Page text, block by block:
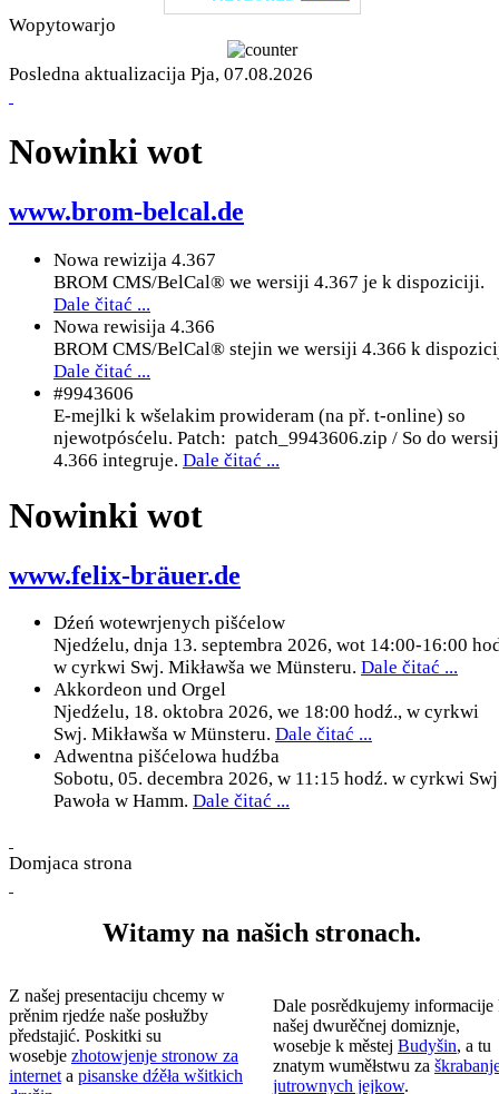
Wopytowarjo
Posledna aktualizacija Pja, 07.08.2026
Nowinki wot
www.brom-belcal.de
Nowa rewizija 4.367
BROM CMS/BelCal® we wersiji 4.367 je k dispoziciji.
Dale čitać ...
Nowa rewisija 4.366
BROM CMS/BelCal® stejin we wersiji 4.366 k
Dale čitać ...
#9943606
E-mejlki k wšelakim prowideram (na př. t-online) so
njewotpósćelu. Patch: patch_9943606.zip / So do
4.366 integruje. Dale čitać ...
Nowinki wot
www.felix-bräuer.de
Dźeń wotewrjenych pišćelow
Njedźelu, dnja 13. septembra 2026, wot 14:00-16:00
w cyrkwi Swj. Mikławša we Münsteru. Dale čitać ...
Akkordeon und Orgel
Njedźelu, 18. oktobra 2026, we 18:00 hodź., w cyrkwi
Swj. Mikławša w Münsteru. Dale čitać ...
Adwentna pišćelowa hudźba
Sobotu, 05. decembra 2026, w 11:15 hodź. w cyrkwi
Pawoła w Hamm. Dale čitać ...
Domjaca strona
Witamy na našich stronach.
Z našej presentaciju chcemy w
prěnim rjedźe naše posłužby
předstajić. Poskitki su
wosebje zhotowjenje stronow za
interneta pisanske dźěła wšitkich
Dale posrědkujemy informacije
našej dwurěčnej domiznje,
wosebje k městej Budyšin, a tu
znatym wuměłstwu za
jutrownych jejkow.